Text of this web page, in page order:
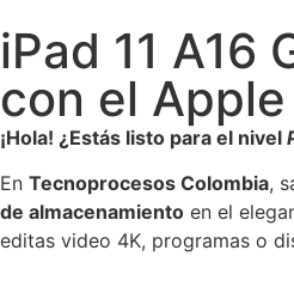
iPad 11 A16
con el
¡Hola! ¿Estás listo para el nivel
En Tecnoprocesos Colombia,
de almacenamiento en el
editas video 4K, programas o